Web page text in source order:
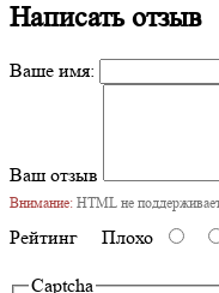
Написать отзыв
Ваше имя:
Ваш отзыв
Внимание: HTML не
Рейтинг Плохо
Captcha